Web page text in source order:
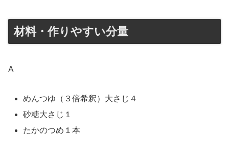
材料・作りやすい分量
A
めんつゆ（３倍希釈）大さじ４
砂糖大さじ１
たかのつめ１本